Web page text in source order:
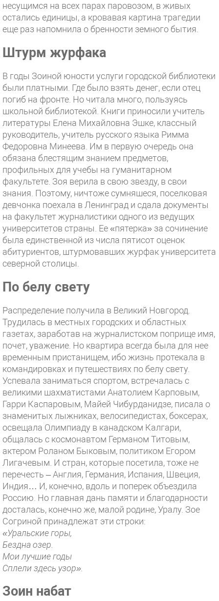
несущимся на всех парах паровозом, в живых
остались единицы, а кровавая картина трагедии
еще раз напомнила о бренности земного бытия.
Штурм журфака
В годы Зоиной юности услуги городской библиотеки
были платными. Где было взять денег, если отец
погиб на фронте. Но читала много, пользуясь
школьной библиотекой. Книги приносили учитель
литературы Елена Михайловна Эшке, классный
руководитель, учитель русского языка Римма
Федоровна Минеева. Им в первую очередь она
обязана блестящим знанием предметов,
профильных для учебы на гуманитарном
факультете. Зоя верила в свою звезду, в свои
знания. Поэтому, ничтоже сумняшеся, поселковая
девчонка поехала в Ленинград и сдала документы
на факультет журналистики одного из ведущих
университетов страны. Ее «пятерка» за сочинение
была единственной из числа пятисот оценок
абитуриентов, штурмовавших журфак университета
северной столицы.
По белу свету
Распределение получила в Великий Новгород.
Трудилась в местных городских и областных
газетах, заработав на журналистском поприще имя,
почет, уважение. Но квартира всегда была для нее
временным пристанищем, ибо жизнь протекала в
командировках и путешествиях по белу свету.
Успевала заниматься спортом, встречалась с
великими шахматистами Анатолием Карповым,
Гарри Каспаровым, Майей Чибурданидзе, писала о
знаменитых лыжниках, велосипедистах, боксерах,
освещала Олимпиаду в канадском Калгари,
общалась с космонавтом Германом Титовым,
актером Роланом Быковым, политиком Егором
Лигачевым. И стран, которые посетила, тоже не
перечесть – Англия, Германия, Испания, Швеция,
Индия… И, конечно, вдоль и поперек объездила
Россию. Но главная дань памяти и благодарности
досталась, конечно же, малой родине, Уралу. Зое
Согриной принадлежат эти строки:
«Уральские горы,
Бездна озер.
Мои лучшие годы
Сплели здесь узор».
Зоин набат